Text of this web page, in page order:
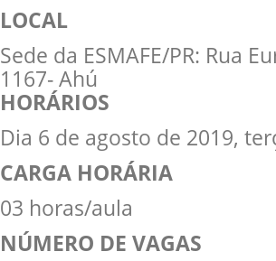
LOCAL
Sede da ESMAFE/PR: Rua
1167- Ahú
HORÁRIOS
Dia 6 de agosto de 2019,
CARGA HORÁRIA
03 horas/aula
NÚMERO DE VAGAS